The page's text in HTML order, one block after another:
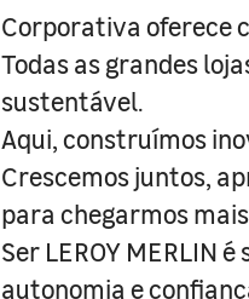
Corporativa oferece
Todas as grandes
sustentável.
Aqui, construímos
Crescemos juntos,
para chegarmos
Ser LEROY MERLIN
autonomia e